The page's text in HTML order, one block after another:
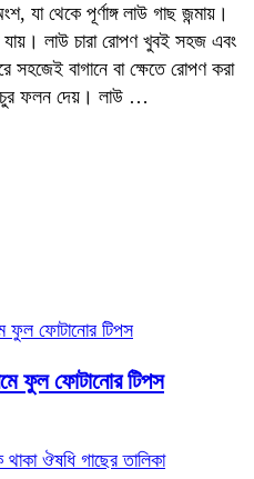
যা থেকে পূর্ণাঙ্গ লাউ গাছ জন্মায়।
লাউ চারা রোপণ খুবই সহজ এবং
বাগানে বা ক্ষেতে রোপণ করা
ফলন দেয়। লাউ …
ফুল ফোটানোর টিপস